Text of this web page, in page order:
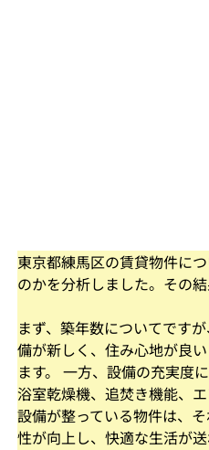
東京都練馬区の賃貸物件に
のかを分析しました。その
まず、築年数についてです
備が新しく、住み心地が良
ます。 一方、設備の充実度
浴室乾燥機、追焚き機能、
設備が整っている物件は、
性が向上し、快適な生活が